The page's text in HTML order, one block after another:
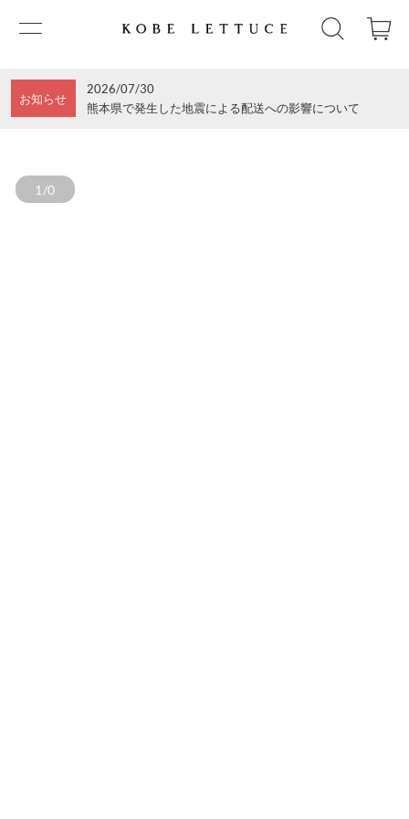
お知らせ
2026/07/30
熊本県で発生した地震による配送への影響について
1/0